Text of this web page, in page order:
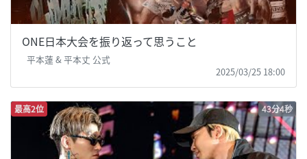
ONE日本大会を振り返って思うこと
平本蓮 & 平本丈 公式
2025/03/25 18:00
最高2位 43分4秒